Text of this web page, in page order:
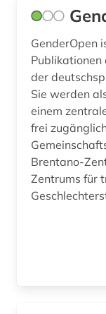
GenderOpen
Publikationen
der
Sie werden
einem
frei
Brentano-
Zentrums für